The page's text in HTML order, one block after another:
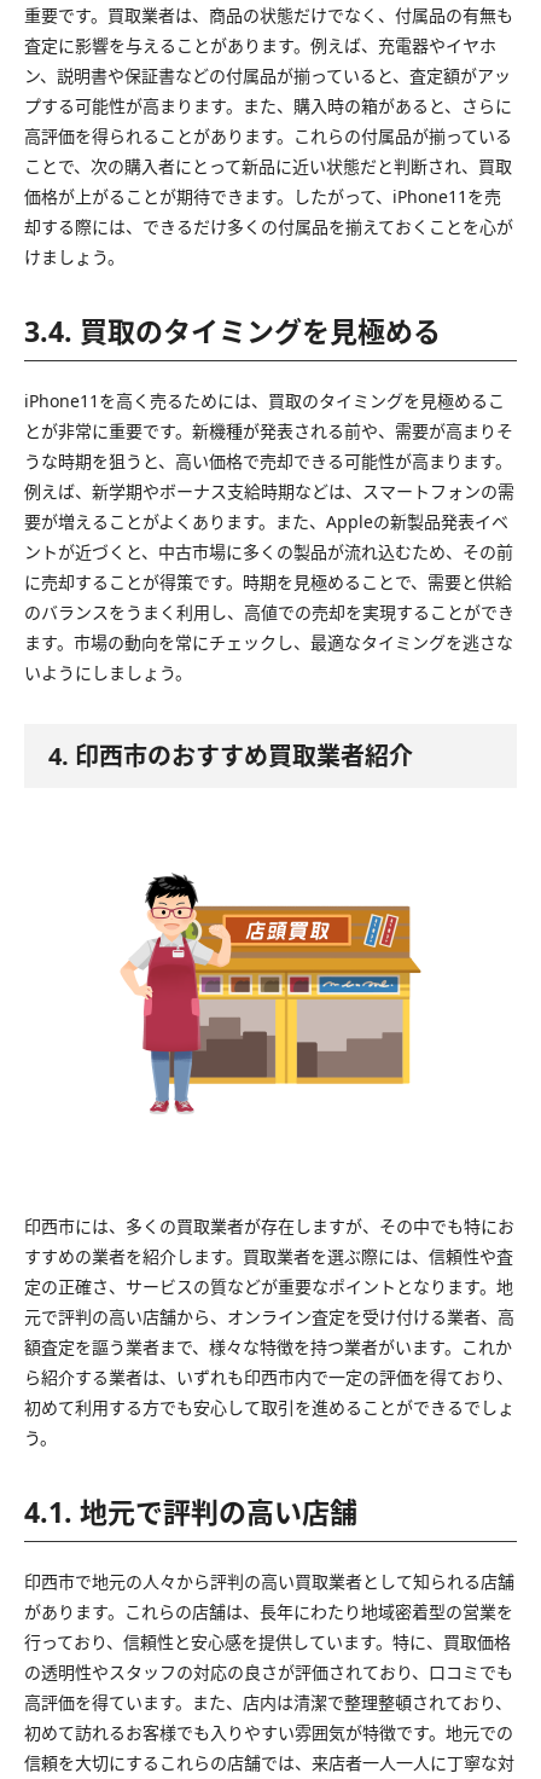
重要です。買取業者は、商品の状態だけでなく、付属品の有無も
査定に影響を与えることがあります。例えば、充電器やイヤホ
ン、説明書や保証書などの付属品が揃っていると、査定額がアッ
プする可能性が高まります。また、購入時の箱があると、さらに
高評価を得られることがあります。これらの付属品が揃っている
ことで、次の購入者にとって新品に近い状態だと判断され、買取
価格が上がることが期待できます。したがって、iPhone11を売
却する際には、できるだけ多くの付属品を揃えておくことを心が
けましょう。
3.4. 買取のタイミングを見極める
iPhone11を高く売るためには、買取のタイミングを見極めるこ
とが非常に重要です。新機種が発表される前や、需要が高まりそ
うな時期を狙うと、高い価格で売却できる可能性が高まります。
例えば、新学期やボーナス支給時期などは、スマートフォンの需
要が増えることがよくあります。また、Appleの新製品発表イベ
ントが近づくと、中古市場に多くの製品が流れ込むため、その前
に売却することが得策です。時期を見極めることで、需要と供給
のバランスをうまく利用し、高値での売却を実現することができ
ます。市場の動向を常にチェックし、最適なタイミングを逃さな
いようにしましょう。
4. 印西市のおすすめ買取業者紹介
印西市には、多くの買取業者が存在しますが、その中でも特にお
すすめの業者を紹介します。買取業者を選ぶ際には、信頼性や査
定の正確さ、サービスの質などが重要なポイントとなります。地
元で評判の高い店舗から、オンライン査定を受け付ける業者、高
額査定を謳う業者まで、様々な特徴を持つ業者がいます。これか
ら紹介する業者は、いずれも印西市内で一定の評価を得ており、
初めて利用する方でも安心して取引を進めることができるでしょ
う。
4.1. 地元で評判の高い店舗
印西市で地元の人々から評判の高い買取業者として知られる店舗
があります。これらの店舗は、長年にわたり地域密着型の営業を
行っており、信頼性と安心感を提供しています。特に、買取価格
の透明性やスタッフの対応の良さが評価されており、口コミでも
高評価を得ています。また、店内は清潔で整理整頓されており、
初めて訪れるお客様でも入りやすい雰囲気が特徴です。地元での
信頼を大切にするこれらの店舗では、来店者一人一人に丁寧な対